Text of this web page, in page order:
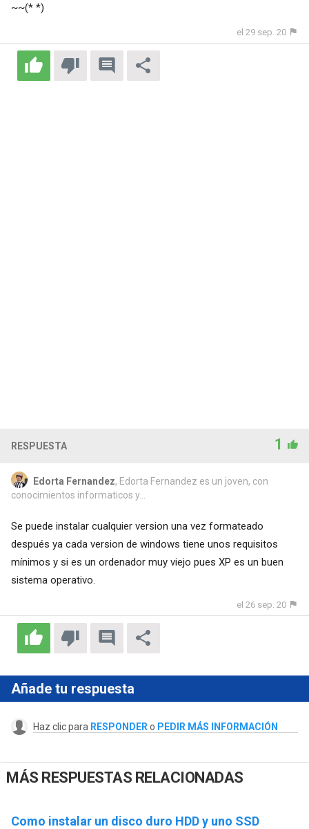
~~(* *)
el 29 sep. 20
RESPUESTA 1
Edorta Fernandez, Edorta Fernandez es un joven, con
conocimientos informaticos y...
Se puede instalar cualquier version una vez formateado
después ya cada version de windows tiene unos requisitos
mínimos y si es un ordenador muy viejo pues XP es un buen
sistema operativo.
el 26 sep. 20
Añade tu respuesta
Haz clic para RESPONDER o PEDIR MÁS INFORMACIÓN
MÁS RESPUESTAS RELACIONADAS
Como instalar un disco duro HDD y uno SSD